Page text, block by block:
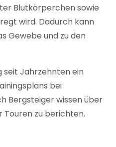
Blutkörperchen sowie
wird. Dadurch kann
Gewebe und zu den
seit Jahrzehnten ein
bei
Bergsteiger wissen über
Touren zu berichten.